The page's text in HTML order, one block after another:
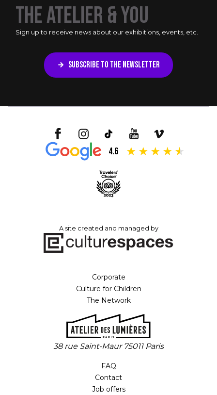
THE ATELIER & YOU
Sign up to receive news about our exhibitions, events, etc.
SUBSCRIBE TO THE NEWSLETTER
4.6
A site created and managed by
Corporate
Culture for Children
The Network
38 rue Saint-Maur 75011 Paris
FAQ
Contact
Job offers